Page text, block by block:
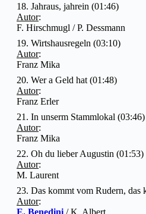
18. Jahraus, jahrein (01:46)
Autor:
F. Hirschmugl / P. Dessmann
19. Wirtshausregeln (03:10)
Autor:
Franz Mika
20. Wer a Geld hat (01:48)
Autor:
Franz Erler
21. In unserm Stammlokal (03:46)
Autor:
Franz Mika
22. Oh du lieber Augustin (01:53)
Autor:
M. Laurent
23. Das kommt vom Rudern, das
Autor:
E. Benedini / K. Albert